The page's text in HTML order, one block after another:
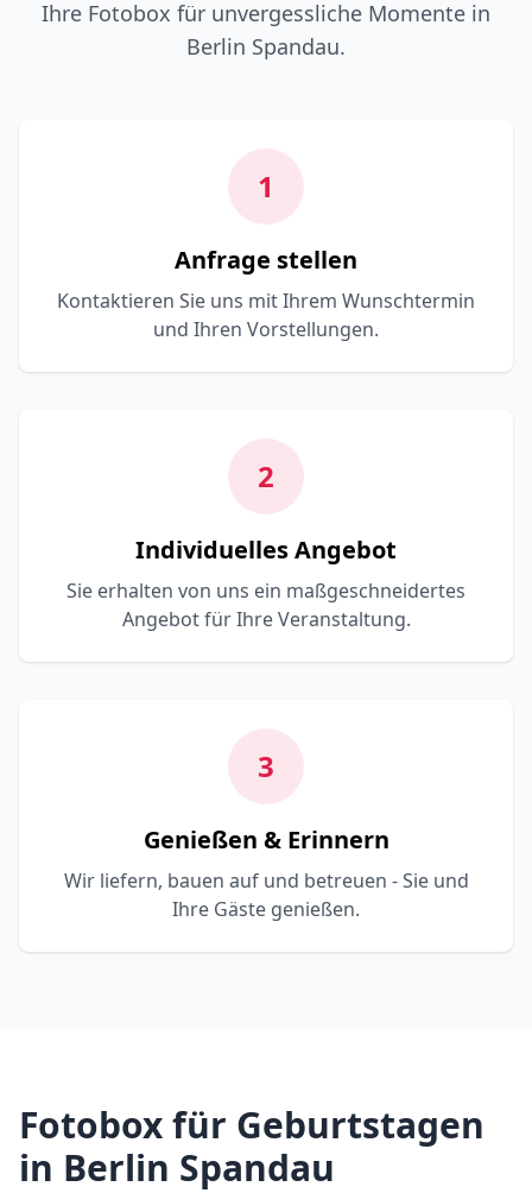
Ihre Fotobox für unvergessliche Momente in
Berlin Spandau.
1
Anfrage stellen
Kontaktieren Sie uns mit Ihrem Wunschtermin
und Ihren Vorstellungen.
2
Individuelles Angebot
Sie erhalten von uns ein maßgeschneidertes
Angebot für Ihre Veranstaltung.
3
Genießen & Erinnern
Wir liefern, bauen auf und betreuen - Sie und
Ihre Gäste genießen.
Fotobox für Geburtstagen
in Berlin Spandau